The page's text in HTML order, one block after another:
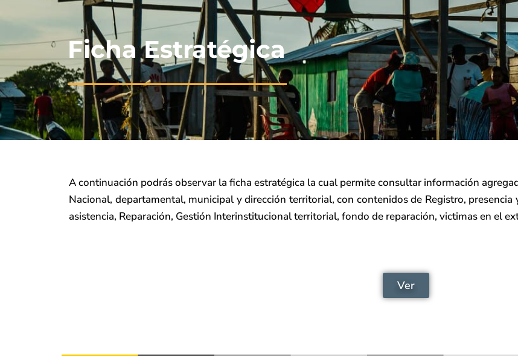
Ficha Estratégica
A continuación podrás observar la ficha estratégica la cual permite consultar información
Nacional, departamental, municipal y dirección territorial, con contenidos de Registro,
asistencia, Reparación, Gestión Interinstitucional territorial, fondo de reparación, victimas en el
Ver